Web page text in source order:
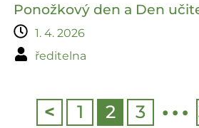
Ponožkový den a Den
1. 4. 2026
ředitelna
< 1 2 3 …